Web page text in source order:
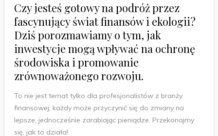
Czy jesteś gotowy na podróż przez
fascynujący świat finansów i ekologii?
Dziś porozmawiamy o tym, jak
inwestycje mogą wpływać na ochronę
środowiska i promowanie
zrównoważonego rozwoju.
To nie jest temat tylko dla profesjonalistów z branży
finansowej; każdy może przyczynić się do zmiany na
lepsze, jednocześnie zarabiając pieniądze. Przekonajmy
się, jak to działa!